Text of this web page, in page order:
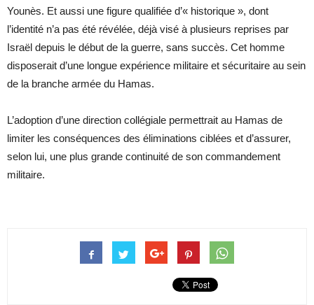
Younès. Et aussi une figure qualifiée d’« historique », dont
l’identité n’a pas été révélée, déjà visé à plusieurs reprises par
Israël depuis le début de la guerre, sans succès. Cet homme
disposerait d’une longue expérience militaire et sécuritaire au sein
de la branche armée du Hamas.
L’adoption d’une direction collégiale permettrait au Hamas de
limiter les conséquences des éliminations ciblées et d’assurer,
selon lui, une plus grande continuité de son commandement
militaire.